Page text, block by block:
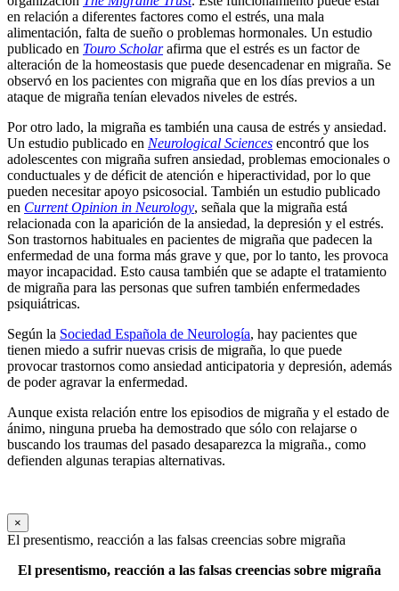
en relación a diferentes factores como el estrés, una mala
alimentación, falta de sueño o problemas hormonales. Un estudio
publicado en Touro Scholarafirma que el estrés es un factor de
alteración de la homeostasis que puede desencadenar en migraña. Se
observó en los pacientes con migraña que en los días previos a un
ataque de migraña tenían elevados niveles de estrés.
Por otro lado, la migraña es también una causa de estrés y ansiedad.
Un estudio publicado en Neurological Sciences encontró que los
adolescentes con migraña sufren ansiedad, problemas emocionales o
conductuales y de déficit de atención e hiperactividad, por lo que
pueden necesitar apoyo psicosocial. También un estudio publicado
en Current Opinion in Neurology, señala que la migraña está
relacionada con la aparición de la ansiedad, la depresión y el estrés.
Son trastornos habituales en pacientes de migraña que padecen la
enfermedad de una forma más grave y que, por lo tanto, les provoca
mayor incapacidad. Esto causa también que se adapte el tratamiento
de migraña para las personas que sufren también enfermedades
psiquiátricas.
Según la Sociedad Española de Neurología, hay pacientes que
tienen miedo a sufrir nuevas crisis de migraña, lo que puede
provocar trastornos como ansiedad anticipatoria y depresión, además
de poder agravar la enfermedad.
Aunque exista relación entre los episodios de migraña y el estado de
ánimo, ninguna prueba ha demostrado que sólo con relajarse o
buscando los traumas del pasado desaparezca la migraña., como
defienden algunas terapias alternativas.
×
El presentismo, reacción a las falsas creencias sobre migraña
El presentismo, reacción a las falsas creencias sobre migraña